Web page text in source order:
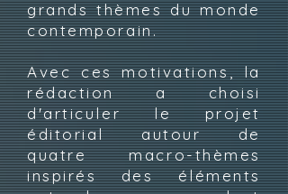
grands thèmes du monde
contemporain.
Avec ces motivations, la
rédaction a choisi
d'articuler le projet
éditorial autour de
quatre macro-thèmes
inspirés des éléments